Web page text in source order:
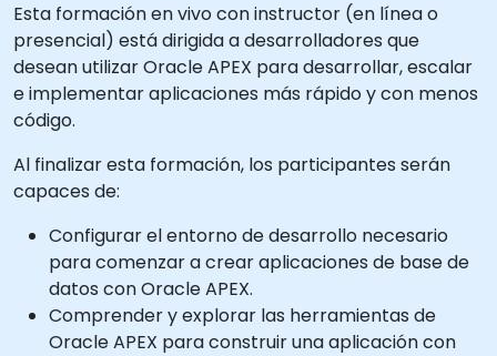
Esta formación en vivo con instructor (en línea o
presencial) está dirigida a desarrolladores que
desean utilizar Oracle APEX para desarrollar, escalar
e implementar aplicaciones más rápido y con menos
código.
Al finalizar esta formación, los participantes serán
capaces de:
Configurar el entorno de desarrollo necesario
para comenzar a crear aplicaciones de base de
datos con Oracle APEX.
Comprender y explorar las herramientas de
Oracle APEX para construir una aplicación con